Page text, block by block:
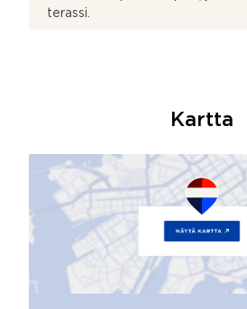
terassi.
Kartta